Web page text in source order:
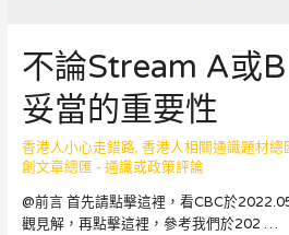
不論Stream A或B
妥當的重要性
香港人小心走錯路, 香港人相關通識題材總
創文章總匯 - 通識或政策評論
@前言 首先請點擊這裡，看CBC於
觀見解，再點擊這裡，參考我們於202 …